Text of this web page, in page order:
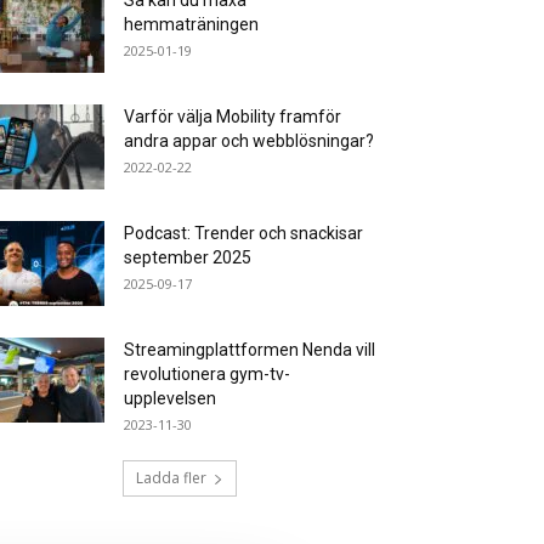
hemmaträningen
2025-01-19
Varför välja Mobility framför
andra appar och webblösningar?
2022-02-22
Podcast: Trender och snackisar
september 2025
2025-09-17
Streamingplattformen Nenda vill
revolutionera gym-tv-
upplevelsen
2023-11-30
Ladda fler